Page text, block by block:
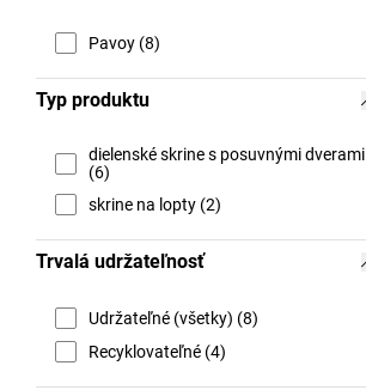
Pavoy (8)
Typ produktu
dielenské skrine s posuvnými dverami
(6)
skrine na lopty (2)
Trvalá udržateľnosť
Udržateľné (všetky) (8)
Recyklovateľné (4)